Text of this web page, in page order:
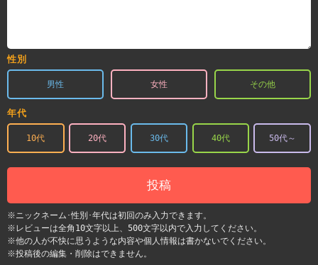
性別
男性 女性 その他
年代
10代 20代 30代 40代 50代～
投稿
※ニックネーム･性別･年代は初回のみ入力できます。
※レビューは全角10文字以上、500文字以内で入力してください。
※他の人が不快に思うような内容や個人情報は書かないでください。
※投稿後の編集・削除はできません。